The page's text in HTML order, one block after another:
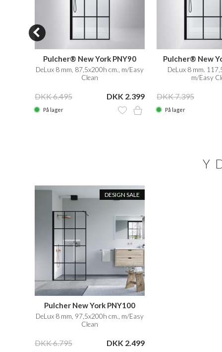
Pulcher® New York PNY90
DeLux 8 mm, 87,5x200h cm., m/Easy
Clean
DKK 6.495 DKK 2.399
På lager
Pulcher® New
DeLux 8 mm.
m/Easy
DKK 7.395
På lager
DESIGN SALE
Pulcher New York PNY100
DeLux 8 mm, 97,5x200h cm., m/Easy
Clean
DKK 6.795 DKK 2.499